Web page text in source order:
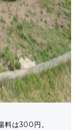
料は300円。